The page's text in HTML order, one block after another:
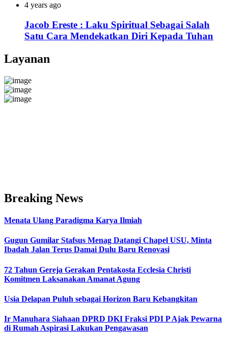
4 years ago
Jacob Ereste : Laku Spiritual Sebagai Salah
Satu Cara Mendekatkan Diri Kepada Tuhan
Layanan
Breaking News
Menata Ulang Paradigma Karya Ilmiah
Gugun Gumilar Stafsus Menag Datangi Chapel USU, Minta
Ibadah Jalan Terus Damai Dulu Baru Renovasi
72 Tahun Gereja Gerakan Pentakosta Ecclesia Christi
Komitmen Laksanakan Amanat Agung
Usia Delapan Puluh sebagai Horizon Baru Kebangkitan
Ir Manuhara Siahaan DPRD DKI Fraksi PDI P Ajak Pewarna
di Rumah Aspirasi Lakukan Pengawasan